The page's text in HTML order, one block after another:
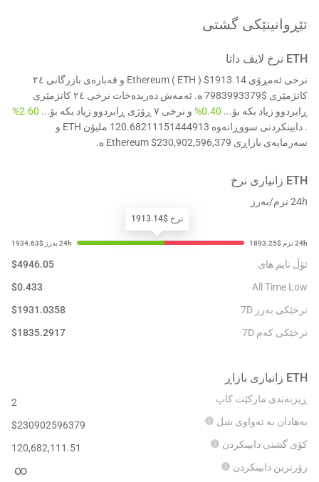
تێڕوانینێکی گشتی
ETH نرخ لایڤ داتا
نرخی ئەمڕۆی Ethereum ( ETH ) $1913.14 و قەبارەی بازرگانی ٢٤
کاتژمێری $7983993379 ە. ئەمەش دەریدەخات نرخی ٢٤ کاتژمێری
ڕابردوو زیاد بکە بۆ... 0.40% و نرخی ٧ ڕۆژی ڕابردوو زیاد بکە بۆ...
2.60%
. دابینکردنی سووڕانەوە 120.68211151444913 ملیۆن ETH و
سەرمایەی بازاڕی Ethereum $230,902,596,379 ە.
ETH زانیاری نرخ
24h نزم/بەرز
نرخ $1913.14
ئۆڵ تایم های $4946.05
All Time Low
$0.433
نرخێکی بەرز 7D
$1931.0358
نرخێکی کەم 7D
$1835.2917
ETH زانیاری بازاڕ
ڕیزبەندی مارکێت کاپ
2
بەهادان بە تەواوی شل
$230902596379
کۆی گشتی دابینکردن
120,682,111.51
زۆرترین دابینکردن
∞